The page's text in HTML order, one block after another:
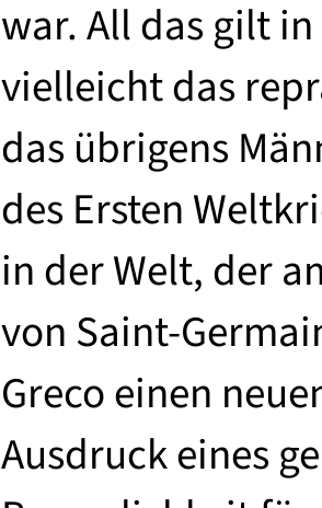
war. All das gilt
vielleicht das
das übrigens
des Ersten
in der Welt, der
von Saint-
Greco einen
Ausdruck eines